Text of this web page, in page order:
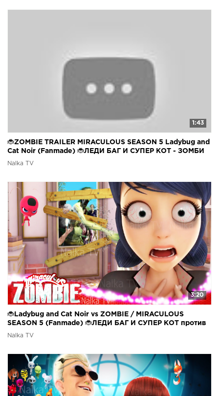
1:43
🐞ZOMBIE TRAILER MIRACULOUS SEASON 5 Ladybug and
Cat Noir (Fanmade) 🐞ЛЕДИ БАГ И СУПЕР КОТ - ЗОМБИ
Nalka TV
3:20
🐞Ladybug and Cat Noir vs ZOMBIE / MIRACULOUS
SEASON 5 (Fanmade) 🐞ЛЕДИ БАГ И СУПЕР КОТ против
ЗОМБИ
Nalka TV